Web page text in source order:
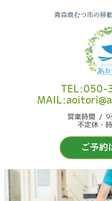
青森県むつ市の移
ご予約
TEL:050-
営業時間 /
不定休・